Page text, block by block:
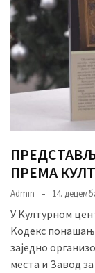
ПРЕМА
Admin 14.
У Kултурном
Kодекс
заједно
места и Завод за